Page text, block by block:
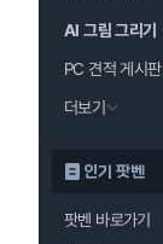
AI 그림 그리기
PC 견적 게시판
더보기
인기 팟벤
팟벤 바로가기